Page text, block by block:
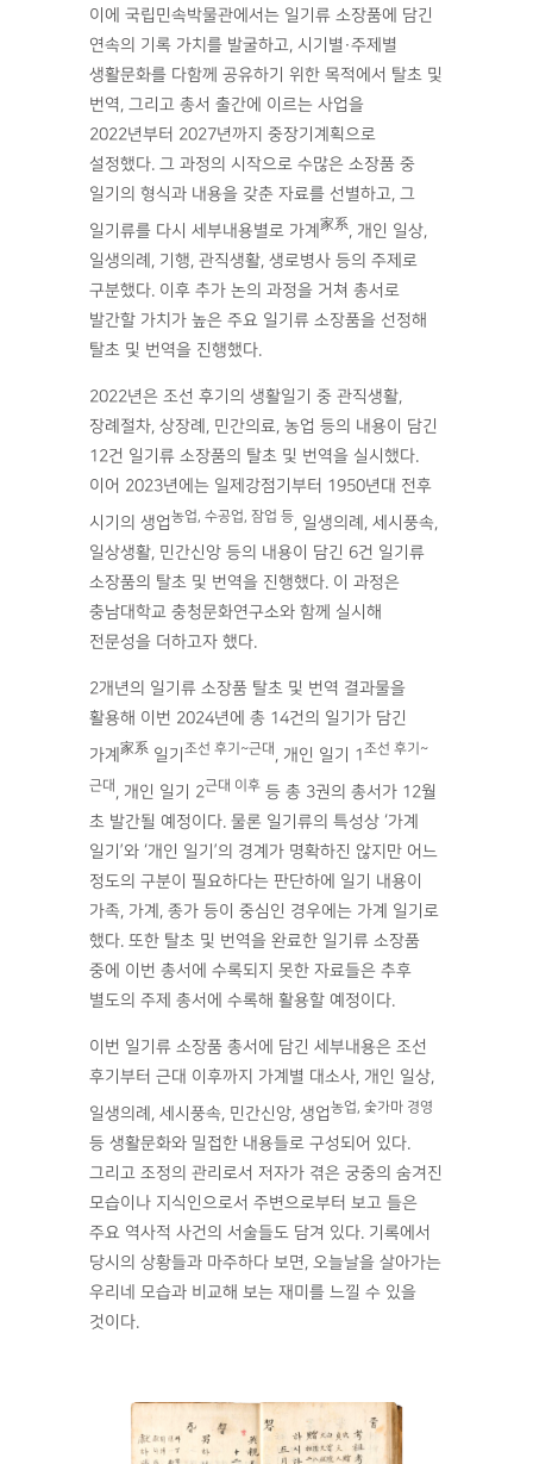
이에 국립민속박물관에서는 일기류 소장품에 담긴
연속의 기록 가치를 발굴하고, 시기별·주제별
생활문화를 다함께 공유하기 위한 목적에서 탈초 및
번역, 그리고 총서 출간에 이르는 사업을
2022년부터 2027년까지 중장기계획으로
설정했다. 그 과정의 시작으로 수많은 소장품 중
일기의 형식과 내용을 갖춘 자료를 선별하고, 그
일기류를 다시 세부내용별로 가계 家系, 개인 일상,
일생의례, 기행, 관직생활, 생로병사 등의 주제로
구분했다. 이후 추가 논의 과정을 거쳐 총서로
발간할 가치가 높은 주요 일기류 소장품을 선정해
탈초 및 번역을 진행했다.
2022년은 조선 후기의 생활일기 중 관직생활,
장례절차, 상장례, 민간의료, 농업 등의 내용이 담긴
12건 일기류 소장품의 탈초 및 번역을 실시했다.
이어 2023년에는 일제강점기부터 1950년대 전후
시기의 생업농업, 수공업, 잠업 등, 일생의례, 세시풍속,
일상생활, 민간신앙 등의 내용이 담긴 6건 일기류
소장품의 탈초 및 번역을 진행했다. 이 과정은
충남대학교 충청문화연구소와 함께 실시해
전문성을 더하고자 했다.
2개년의 일기류 소장품 탈초 및 번역 결과물을
활용해 이번 2024년에 총 14건의 일기가 담긴
가계 家系 일기 조선 후기~근대 , 개인 일기 1 조선 후기~
근대 , 개인 일기 2근대 이후 등 총 3권의 총서가 12월
초 발간될 예정이다. 물론 일기류의 특성상 ‘가계
일기’와 ‘개인 일기’의 경계가 명확하진 않지만 어느
정도의 구분이 필요하다는 판단하에 일기 내용이
가족, 가계, 종가 등이 중심인 경우에는 가계 일기로
했다. 또한 탈초 및 번역을 완료한 일기류 소장품
중에 이번 총서에 수록되지 못한 자료들은 추후
별도의 주제 총서에 수록해 활용할 예정이다.
이번 일기류 소장품 총서에 담긴 세부내용은 조선
후기부터 근대 이후까지 가계별 대소사, 개인 일상,
일생의례, 세시풍속, 민간신앙, 생업농업, 숯가마 경영
등 생활문화와 밀접한 내용들로 구성되어 있다.
그리고 조정의 관리로서 저자가 겪은 궁중의 숨겨진
모습이나 지식인으로서 주변으로부터 보고 들은
주요 역사적 사건의 서술들도 담겨 있다. 기록에서
당시의 상황들과 마주하다 보면, 오늘날을 살아가는
우리네 모습과 비교해 보는 재미를 느낄 수 있을
것이다.